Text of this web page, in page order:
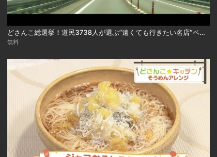
どさんこ総選挙！道民3738人が選ぶ“遠くても行きたい名店”ベスト10 2026-08-06
無料